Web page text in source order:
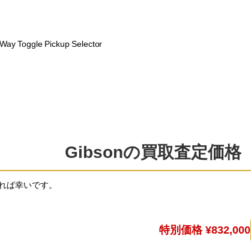
Toggle Pickup Selector
Gibsonの買取査定価格
ば幸いです。
特別価格 ¥832,000